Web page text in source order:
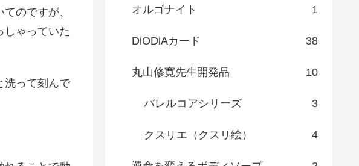
のですが、
しゃっていた
洗って刻んで
オルゴナイト 1
DiODiAカード 38
丸山修寛先生開発品 10
バレルコアシリーズ 3
クスリエ（クスリ絵） 4